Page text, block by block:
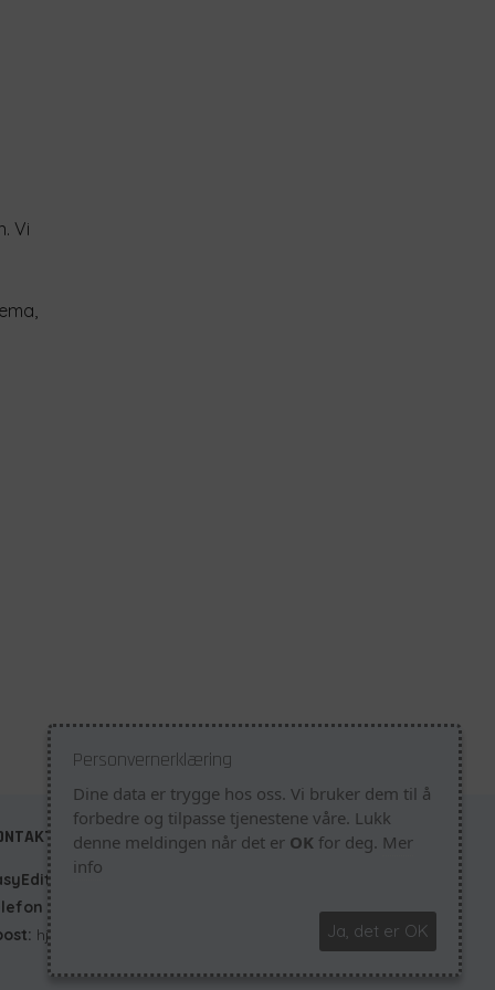
Vi
- Skjærgårdsveien 22 - 4876 Grimstad
45059000
hjelp@easyedit.no
Personvernerklæring
Dine data er trygge hos oss. Vi bruker dem til å
forbedre og tilpasse tjenestene våre. Lukk
denne meldingen når det er OK for deg. Mer
info
Ja, det er OK